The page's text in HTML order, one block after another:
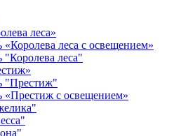
леса»
«Королева леса с освещением»
"Королева леса"
"Престиж"
«Престиж с освещением»